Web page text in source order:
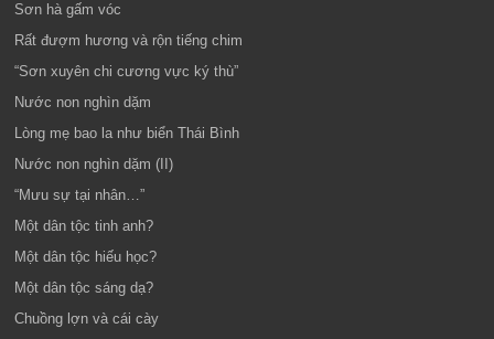
Sơn hà gấm vóc
Rất đượm hương và rộn tiếng chim
“Sơn xuyên chi cương vực ký thù”
Nước non nghìn dặm
Lòng mẹ bao la như biển Thái Bình
Nước non nghìn dặm (II)
“Mưu sự tại nhân…”
Một dân tộc tinh anh?
Một dân tộc hiếu học?
Một dân tộc sáng dạ?
Chuồng lợn và cái cày